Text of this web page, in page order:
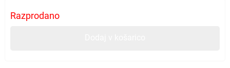
Razprodano